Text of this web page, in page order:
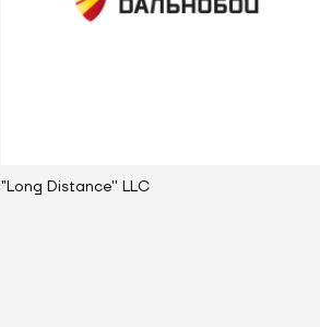
"Long Distance'' LLC